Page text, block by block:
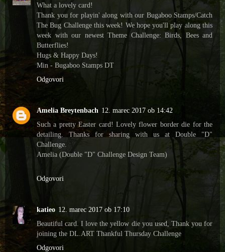
What a lovely card!
Thank you for playin' along with our Bugaboo Stamps/Catch
The Bug Challenge this week! We hope you'll play along this
week with our newest Theme Challenge: Birds, Bees and
Butterflies!
Hugs & Happy Days!
Min - Bugaboo Stamps DT
Odgovori
Amelia Breytenbach 12. marec 2017 ob 14:42
Such a pretty Easter card! Lovely flower border die for the
detailing. Thanks for sharing with us at Double "D"
Challenge.
Amelia (Double "D" Challenge Design Team)
Odgovori
katieo 12. marec 2017 ob 17:10
Beautiful card. I love the yellow die you used, Thank you for
joining the DL.ART Thankful Thursday Challenge
Odgovori